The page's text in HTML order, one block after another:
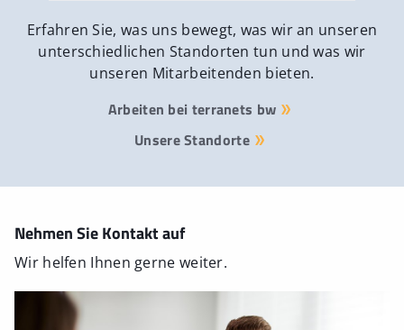
Externe Medien erlauben
Erfahren Sie, was uns bewegt, was wir an unseren
unterschiedlichen Standorten tun und was wir
unseren Mitarbeitenden bieten.
Arbeiten bei terranets bw
Unsere Standorte
Nehmen Sie Kontakt auf
Wir helfen Ihnen gerne weiter.